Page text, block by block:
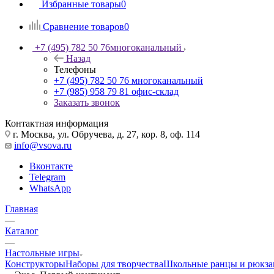
Избранные товары0
Сравнение товаров0
+7 (495) 782 50 76многоканальный
Назад
Телефоны
+7 (495) 782 50 76 многоканальный
+7 (985) 958 79 81 офис-склад
Заказать звонок
Контактная информация
г. Москва, ул. Обручева, д. 27, кор. 8, оф. 114
info@vsova.ru
Вконтакте
Telegram
WhatsApp
Главная
—
Каталог
—
Настольные игры
КонструкторыНаборы для творчестваШкольные ранцы и